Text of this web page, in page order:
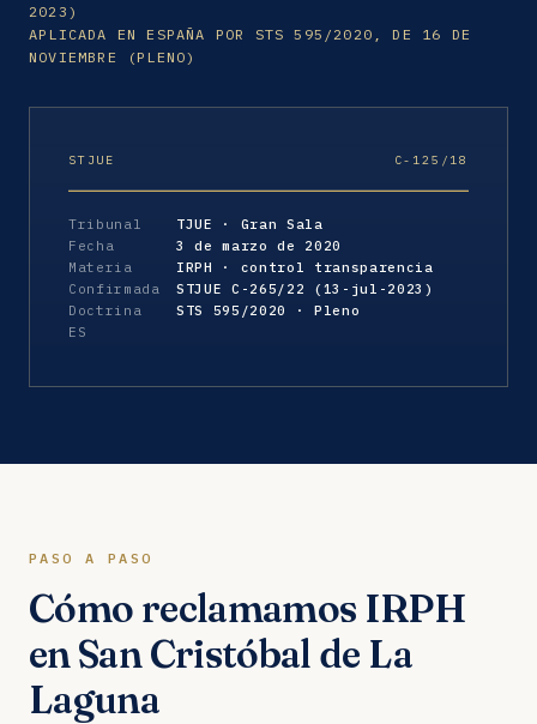
2023)
APLICADA EN ESPAÑA POR STS 595/2020, DE 16 DE
NOVIEMBRE (PLENO)
STJUE C-125/18
Tribunal
TJUE · Gran Sala
Fecha
3 de marzo de 2020
Materia
IRPH · control transparencia
Confirmada
STJUE C-265/22 (13-jul-2023)
Doctrina
ES
STS 595/2020 · Pleno
PASO A PASO
Cómo reclamamos IRPH
en San Cristóbal de La
Laguna